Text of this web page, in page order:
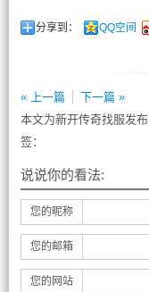
分享到： QQ空间
« 上一篇
下一篇 »
本文为新开传奇找服发
签：
说说你的看法:
您的昵称
您的邮箱
您的网站